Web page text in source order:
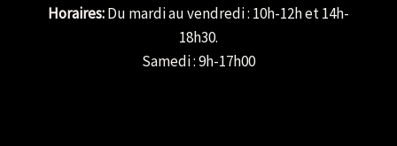
Horaires:Du mardi au vendredi : 10h-12h et 14h-
18h30.
Samedi : 9h-17h00